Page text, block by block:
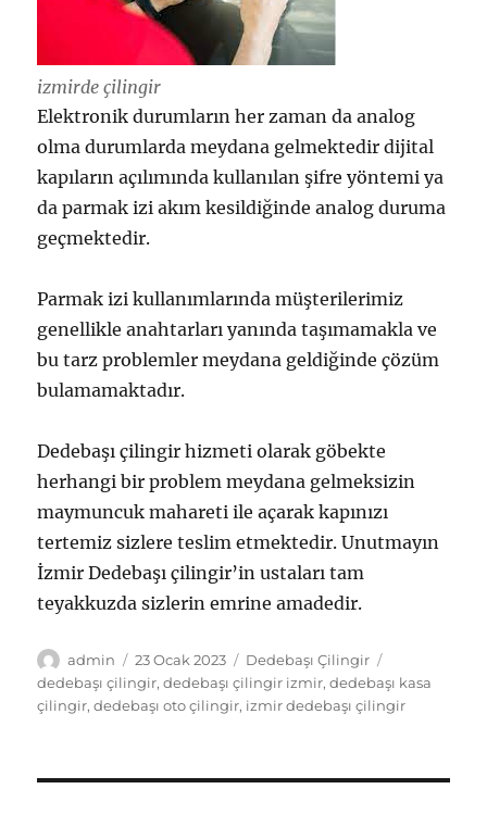
izmirde çilingir
Elektronik durumların her zaman da analog
olma durumlarda meydana gelmektedir dijital
kapıların açılımında kullanılan şifre yöntemi ya
da parmak izi akım kesildiğinde analog duruma
geçmektedir.
Parmak izi kullanımlarında müşterilerimiz
genellikle anahtarları yanında taşımamakla ve
bu tarz problemler meydana geldiğinde çözüm
bulamamaktadır.
Dedebaşı çilingir hizmeti olarak göbekte
herhangi bir problem meydana gelmeksizin
maymuncuk mahareti ile açarak kapınızı
tertemiz sizlere teslim etmektedir. Unutmayın
İzmir Dedebaşı çilingir’in ustaları tam
teyakkuzda sizlerin emrine amadedir.
Yazar
admin
Yayın
tarihi
23 Ocak 2023 Kategoriler
Dedebaşı Çilingir
dedebaşı çilingir,dedebaşı çilingir izmir,dedebaşı kasa
çilingir,dedebaşı oto çilingir, izmir dedebaşı çilingir